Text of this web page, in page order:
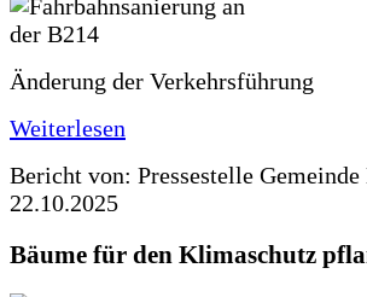
Änderung der Verkehrsführung
Weiterlesen
Bericht von: Pressestelle
22.10.2025
Bäume für den Klimaschutz